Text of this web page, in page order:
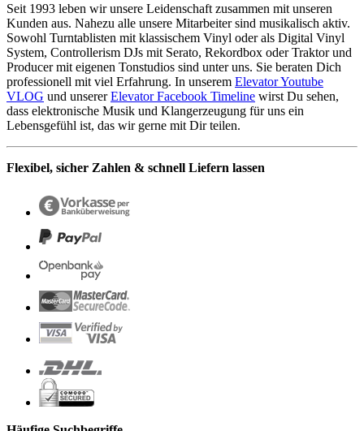
Seit 1993 leben wir unsere Leidenschaft zusammen mit unseren
Kunden aus. Nahezu alle unsere Mitarbeiter sind musikalisch aktiv.
Sowohl Turntablisten mit klassischem Vinyl oder als Digital Vinyl
System, Controllerism DJs mit Serato, Rekordbox oder Traktor und
Producer mit eigenen Tonstudios sind unter uns. Sie beraten Dich
professionell mit viel Erfahrung. In unserem Elevator Youtube
VLOG und unsererElevator Facebook Timeline wirst Du sehen,
dass elektronische Musik und Klangerzeugung für uns ein
Lebensgefühl ist, das wir gerne mit Dir teilen.
Flexibel, sicher Zahlen & schnell Liefern lassen